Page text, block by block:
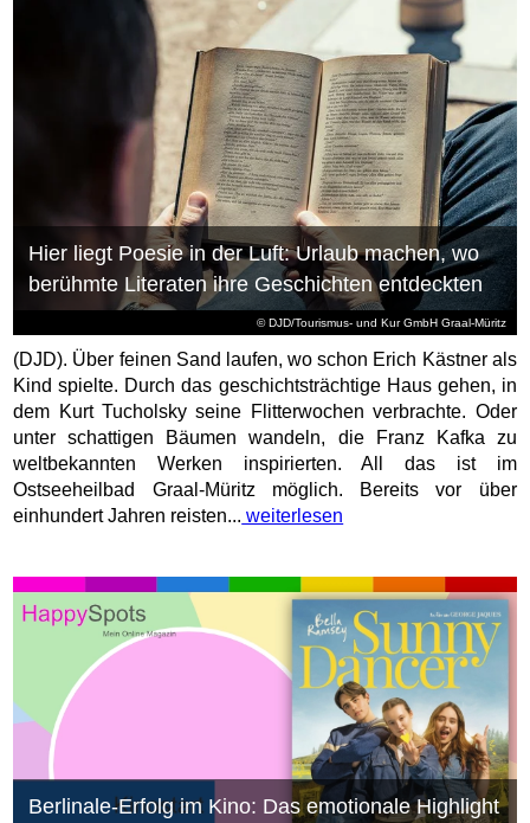
© DJD/Tourismus- und Kur GmbH Graal-Müritz
Hier liegt Poesie in der Luft: Urlaub machen, wo
berühmte Literaten ihre Geschichten entdeckten
(DJD). Über feinen Sand laufen, wo schon Erich Kästner als
Kind spielte. Durch das geschichtsträchtige Haus gehen, in
dem Kurt Tucholsky seine Flitterwochen verbrachte. Oder
unter schattigen Bäumen wandeln, die Franz Kafka zu
weltbekannten Werken inspirierten. All das ist im
Ostseeheilbad Graal-Müritz möglich. Bereits vor über
einhundert Jahren reisten... weiterlesen
Berlinale-Erfolg im Kino: Das emotionale Highlight